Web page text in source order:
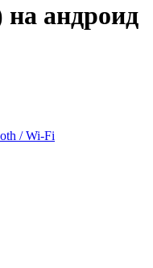
андроид
/ Wi-Fi